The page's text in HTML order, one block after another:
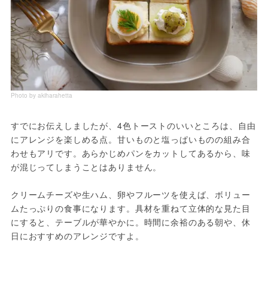
Photo by akiharahetta
すでにお伝えしましたが、4色トーストのいいところは、自由
にアレンジを楽しめる点。甘いものと塩っぱいものの組み合
わせもアリです。あらかじめパンをカットしてあるから、味
が混じってしまうことはありません。
クリームチーズや生ハム、卵やフルーツを使えば、ボリュー
ムたっぷりの食事になります。具材を重ねて立体的な見た目
にすると、テーブルが華やかに。時間に余裕のある朝や、休
日におすすめのアレンジですよ。